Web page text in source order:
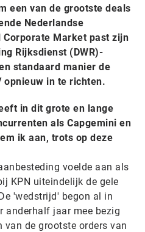
een van de grootste deals
Nederlandse
Market past zijn
Rijksdienst (DWR)-
standaard manier de
opnieuw in te richten.
in dit grote en lange
als Capgemini en
ik aan, trots op deze
voelde aan als
KPN uiteindelijk de gele
'wedstrijd' begon al in
anderhalf jaar mee bezig
van de grootste orders van